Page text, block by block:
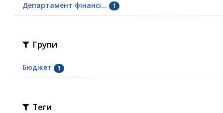
Департамент фінансі... 1
Групи
Бюджет 1
Теги